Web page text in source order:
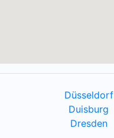
Düsseldorf
Duisburg
Dresden